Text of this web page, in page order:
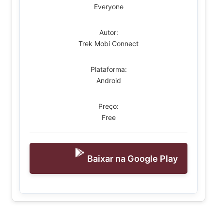
Everyone
Autor:
Trek Mobi Connect
Plataforma:
Android
Preço:
Free
Baixar na Google Play